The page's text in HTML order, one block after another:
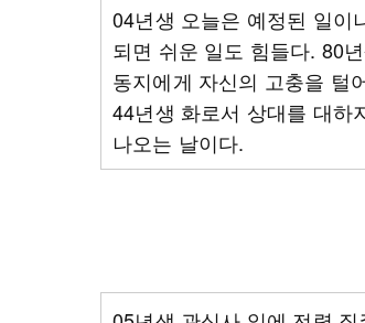
04년생 오늘은 예정된 일이
되면 쉬운 일도 힘들다. 80
동지에게 자신의 고충을 털
44년생 화로서 상대를 대하
나오는 날이다.